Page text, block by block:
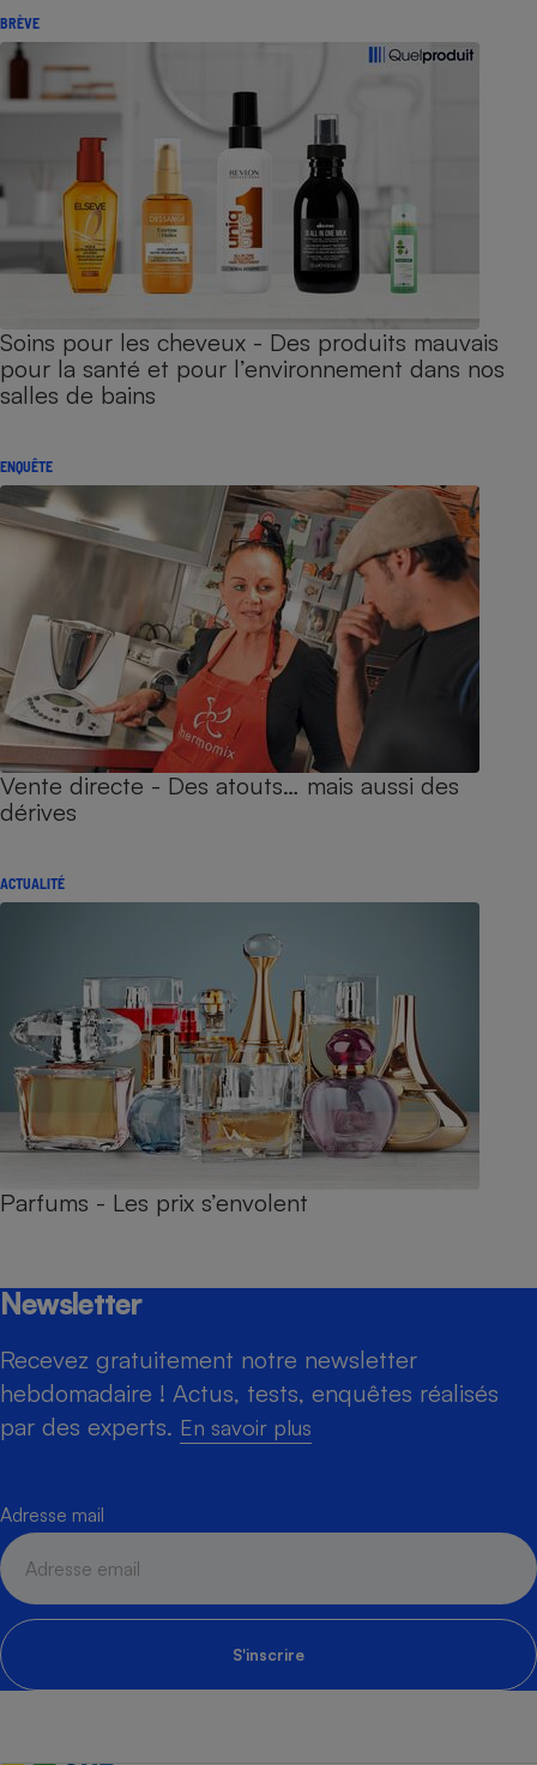
BRÈVE
Soins pour les cheveux - Des produits mauvais
pour la santé et pour l’environnement dans nos
salles de bains
ENQUÊTE
Vente directe - Des atouts… mais aussi des
dérives
ACTUALITÉ
Parfums - Les prix s’envolent
Newsletter
Recevez gratuitement notre newsletter
hebdomadaire ! Actus, tests, enquêtes réalisés
par des experts. En savoir plus
Adresse mail
S'inscrire